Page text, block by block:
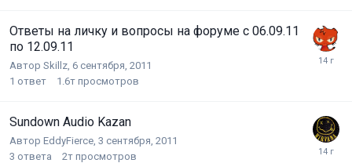
Ответы на личку и вопросы на форуме с 06.09.11
по 12.09.11
Автор Skillz 6 сентября, 2011
1 ответ 1.6т просмотров
Sundown Audio Kazan
Автор EddyFierce 3 сентября, 2011
3 ответа 2т просмотров